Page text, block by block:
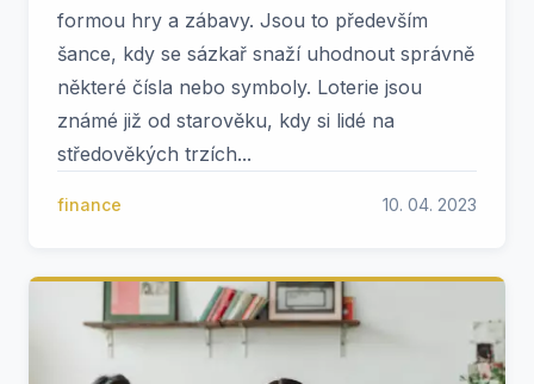
formou hry a zábavy. Jsou to především
šance, kdy se sázkař snaží uhodnout správně
některé čísla nebo symboly. Loterie jsou
známé již od starověku, kdy si lidé na
středověkých trzích...
finance 10. 04. 2023